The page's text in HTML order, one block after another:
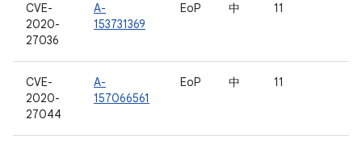
CVE-
2020-
27036
A-
153731369
EoP 中 11
CVE-
2020-
27044
A-
157066561
EoP 中 11